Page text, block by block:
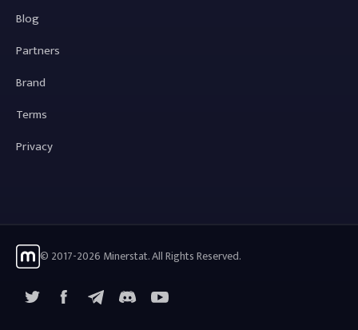
Blog
Partners
Brand
Terms
Privacy
© 2017-2026 Minerstat. All Rights Reserved.
FacebookTelegramYouTube